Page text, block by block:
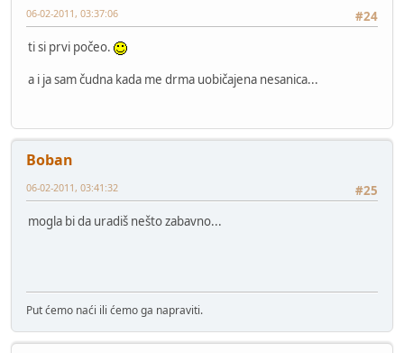
#24
06-02-2011, 03:37:06
ti si prvi počeo.
a i ja sam čudna kada me drma uobičajena nesanica...
Boban
#25
06-02-2011, 03:41:32
mogla bi da uradiš nešto zabavno...
Put ćemo naći ili ćemo ga napraviti.